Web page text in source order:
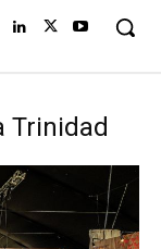
Trinidad